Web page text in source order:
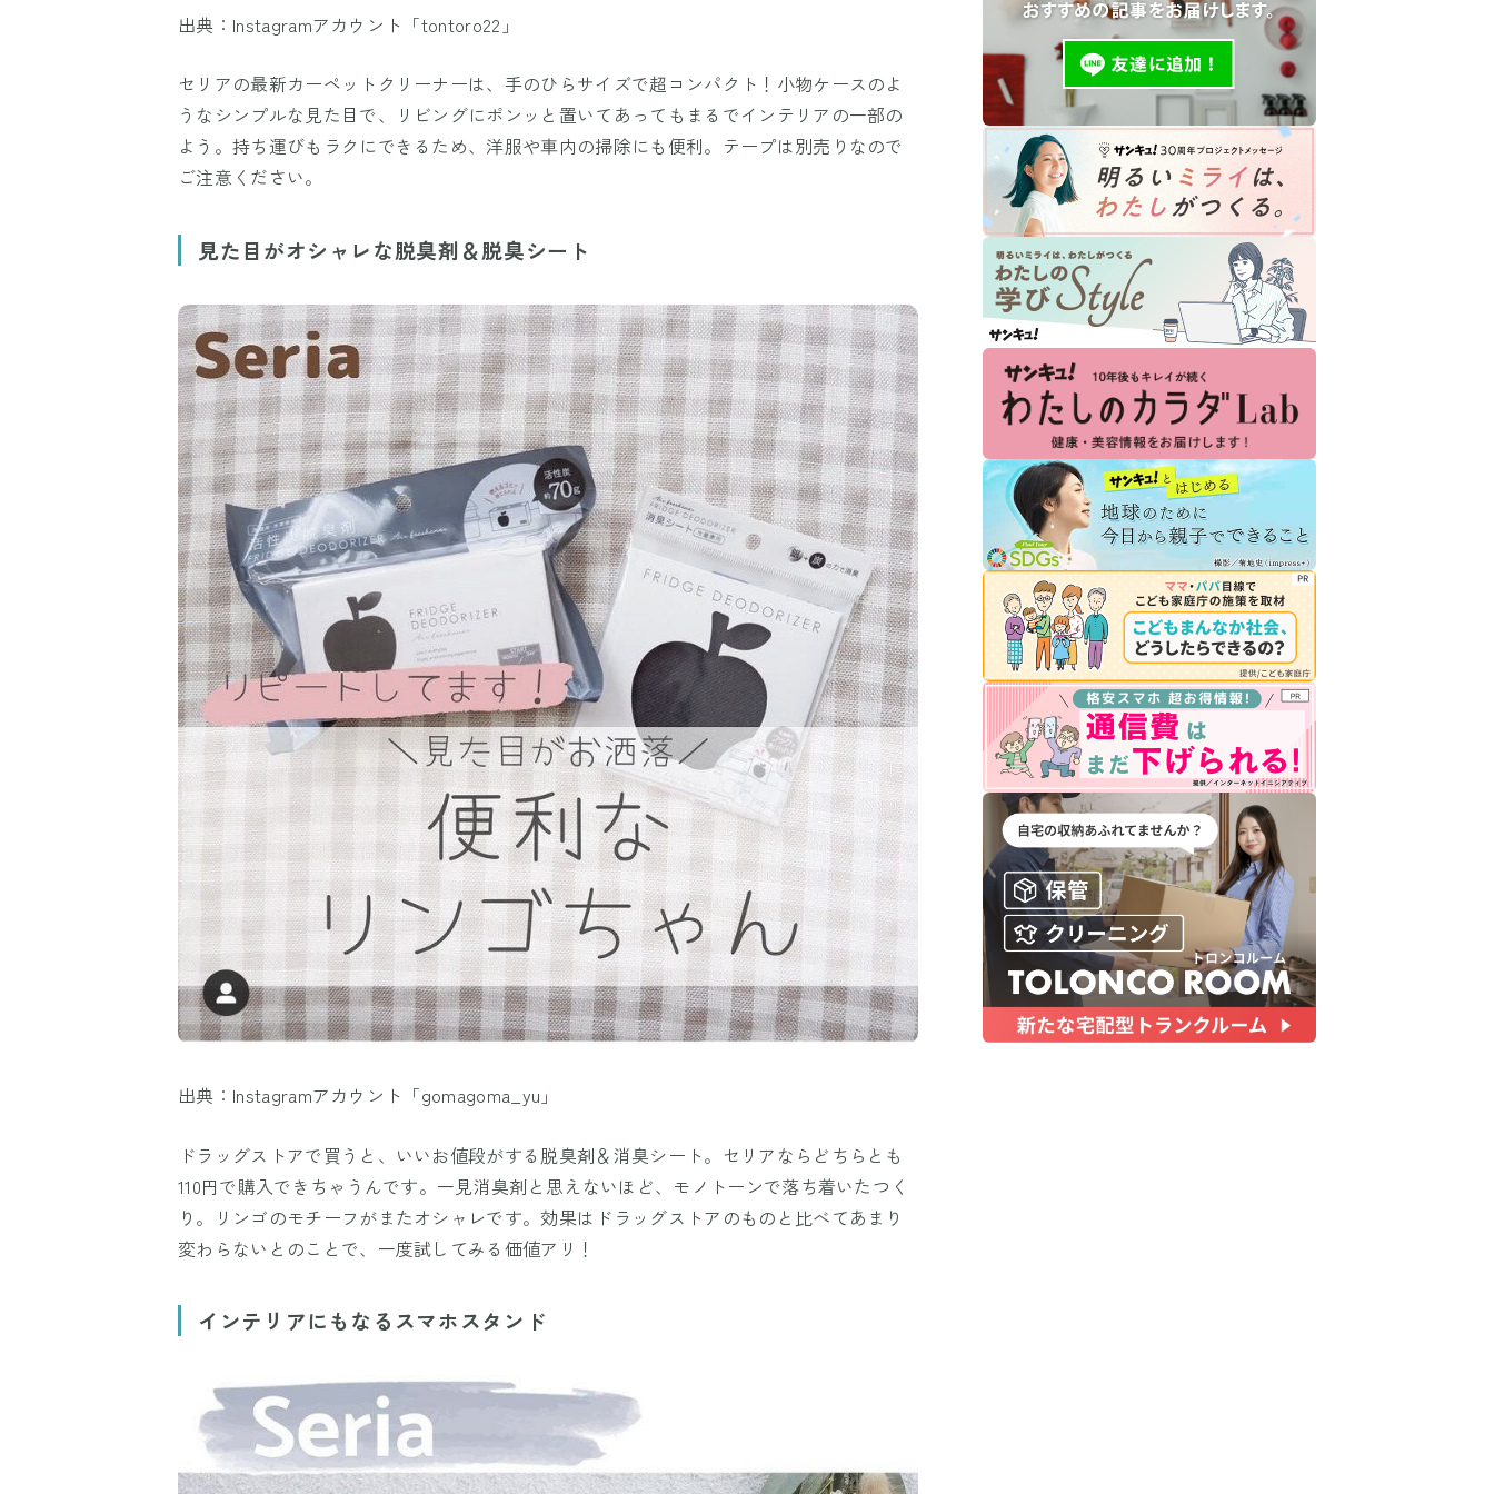
出典：Instagramアカウント「tontoro22」
セリアの最新カーペットクリーナーは、手のひらサイズで超コンパクト！小物ケースのよ
うなシンプルな見た目で、リビングにポンッと置いてあってもまるでインテリアの一部の
よう。持ち運びもラクにできるため、洋服や車内の掃除にも便利。テープは別売りなので
ご注意ください。
見た目がオシャレな脱臭剤＆脱臭シート
出典：Instagramアカウント「gomagoma_yu」
ドラッグストアで買うと、いいお値段がする脱臭剤＆消臭シート。セリアならどちらとも
110円で購入できちゃうんです。一見消臭剤と思えないほど、モノトーンで落ち着いたつく
り。リンゴのモチーフがまたオシャレです。効果はドラッグストアのものと比べてあまり
変わらないとのことで、一度試してみる価値アリ！
インテリアにもなるスマホスタンド